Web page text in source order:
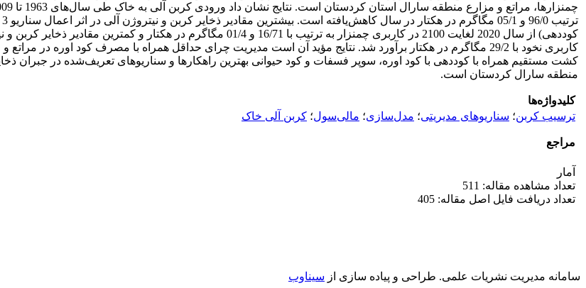
کاربری نخود با 29/2 مگاگرم در هکتار برآورد شد. نتایج مؤید آن است مدیریت چرای حداقل همراه با مصرف کود اوره
کشت مستقیم همراه با کوددهی با کود اوره، سوپر فسفات و کود حیوانی بهترین راهکارها و سناریوهای تعریف‌شده در جبران
منطقه سارال کردستان است.
کلیدواژه‌ها
ترسیب کربن؛ سناریوهای مدیریتی؛ مدل‌سازی؛ مالی‌سول؛ کربن آلی خاک
مراجع
آمار
تعداد مشاهده مقاله: 511
تعداد دریافت فایل اصل مقاله: 405
سامانه مدیریت نشریات علمی. طراحی و پیاده سازی از سیناوب